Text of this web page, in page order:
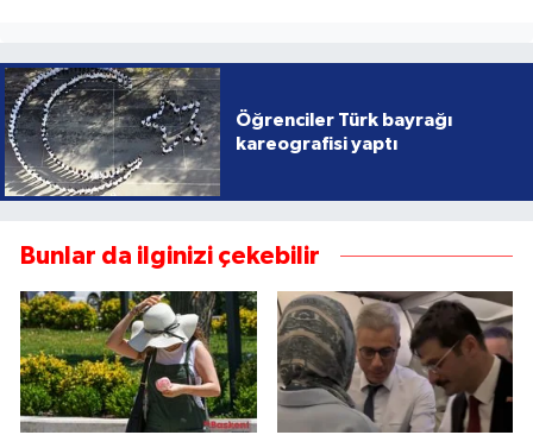
Öğrenciler Türk bayrağı
kareografisi yaptı
Bunlar da ilginizi çekebilir